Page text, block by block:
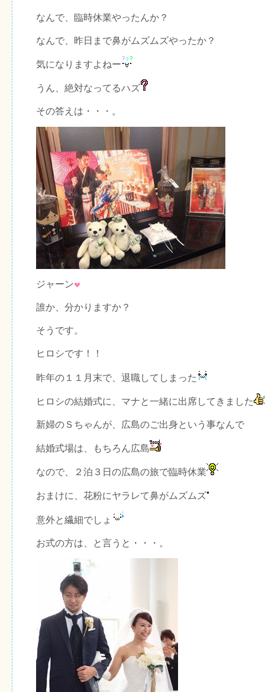
なんで、臨時休業やったんか？
なんで、昨日まで鼻がムズムズやったか？
気になりますよねー
うん、絶対なってるハズ
その答えは・・・。
ジャーン
誰か、分かりますか？
そうです。
ヒロシです！！
昨年の１１月末で、退職してしまった
ヒロシの結婚式に、マナと一緒に出席してきました
新婦のＳちゃんが、広島のご出身という事なんで
結婚式場は、もちろん広島
なので、２泊３日の広島の旅で臨時休業
おまけに、花粉にヤラレて鼻がムズムズ
意外と繊細でしょ
お式の方は、と言うと・・・。